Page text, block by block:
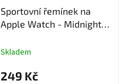
Sportovní řemínek na
Apple Watch - Midnight
Skladem
249 Kč